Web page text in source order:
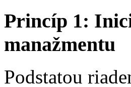
Princíp 1:
manažmentu
Podstatou